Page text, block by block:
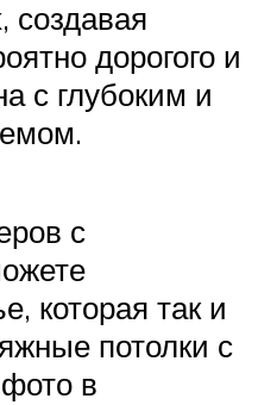
создавая
дорогого и
с глубоким и
с
которая так и
потолки с
в